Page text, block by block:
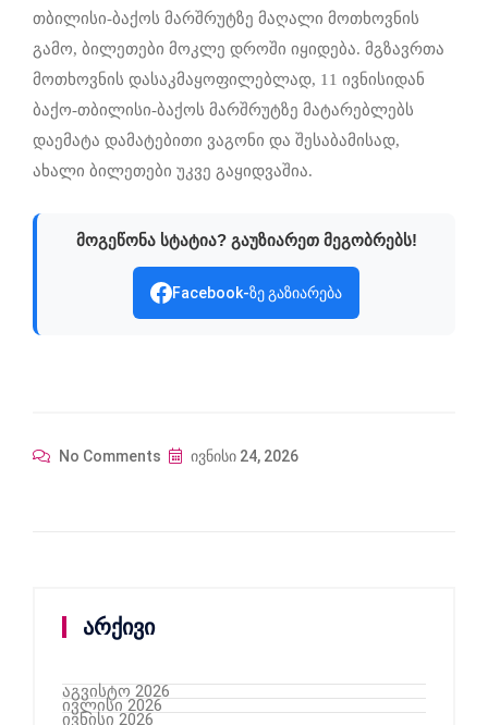
თბილისი-ბაქოს მარშრუტზე მაღალი მოთხოვნის
გამო, ბილეთები მოკლე დროში იყიდება. მგზავრთა
მოთხოვნის დასაკმაყოფილებლად, 11 ივნისიდან
ბაქო-თბილისი-ბაქოს მარშრუტზე მატარებლებს
დაემატა დამატებითი ვაგონი და შესაბამისად,
ახალი ბილეთები უკვე გაყიდვაშია.
მოგეწონა სტატია? გაუზიარეთ მეგობრებს!
Facebook-ზე გაზიარება
No Comments ივნისი 24, 2026
არქივი
აგვისტო 2026
ივლისი 2026
ივნისი 2026